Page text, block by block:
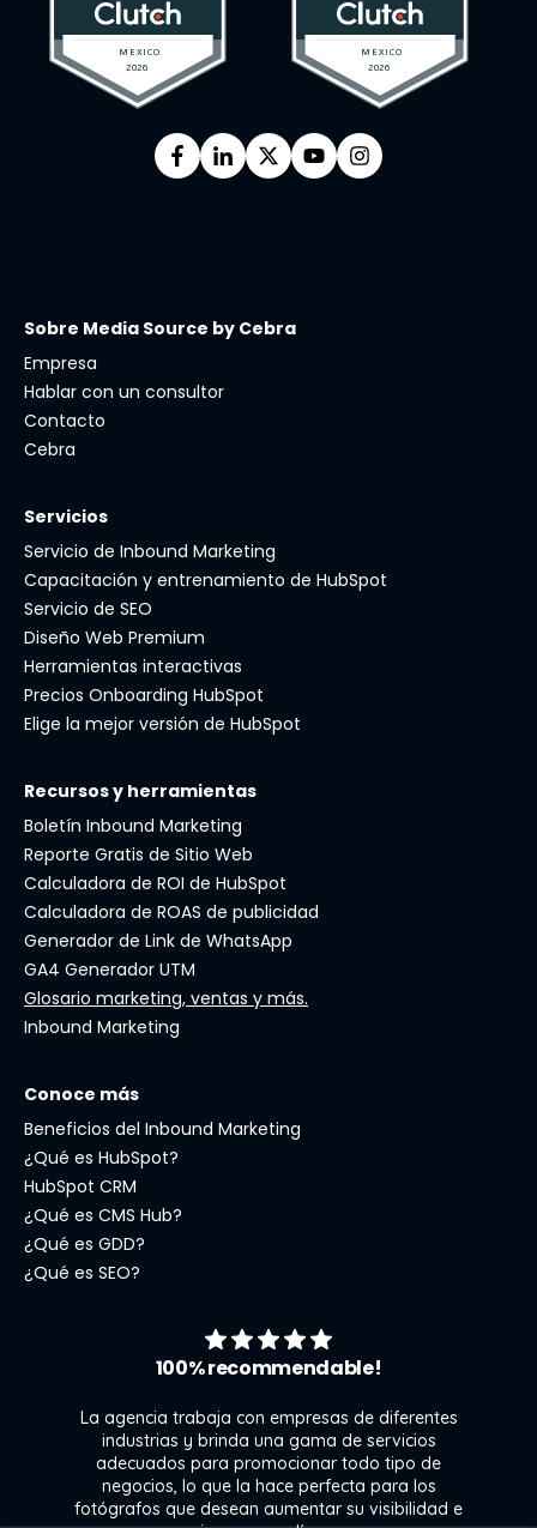
Sobre Media Source by Cebra
Empresa
Hablar con un consultor
Contacto
Cebra
Servicios
Servicio de Inbound Marketing
Capacitación y entrenamiento de HubSpot
Servicio de SEO
Diseño Web Premium
Herramientas interactivas
Precios Onboarding HubSpot
Elige la mejor versión de HubSpot
Recursos y herramientas
Boletín Inbound Marketing
Reporte Gratis de Sitio Web
Calculadora de ROI de HubSpot
Calculadora de ROAS de publicidad
Generador de Link de WhatsApp
GA4 Generador UTM
Glosario marketing, ventas y más.
Inbound Marketing
Conoce más
Beneficios del Inbound Marketing
¿Qué es HubSpot?
HubSpot CRM
¿Qué es CMS Hub?
¿Qué es GDD?
¿Qué es SEO?
100% recommendable!
La agencia trabaja con empresas de diferentes
industrias y brinda una gama de servicios
adecuados para promocionar todo tipo de
negocios, lo que la hace perfecta para los
fotógrafos que desean aumentar su visibilidad e